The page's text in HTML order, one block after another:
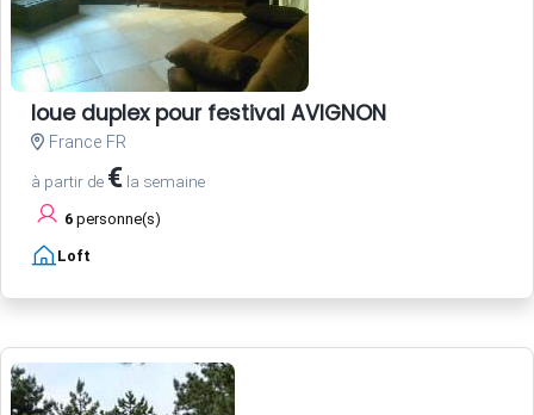
loue duplex pour festival AVIGNON
France FR
à partir de € la semaine
6 personne(s)
Loft